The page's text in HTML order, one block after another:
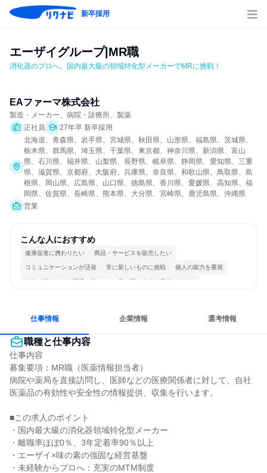
新卒採用
エーザイグループ|MR職
消化器のプロへ。国内最大級の領域特化型メーカーでMRに挑戦！
EAファーマ株式会社
製造・メーカー、病院・診療所、製薬
正社員
27年卒 新卒採用
北海道、青森県、岩手県、宮城県、秋田県、山形県、福島県、茨城県、
栃木県、群馬県、埼玉県、千葉県、東京都、神奈川県、新潟県、富山
県、石川県、福井県、山梨県、長野県、岐阜県、静岡県、愛知県、三重
県、滋賀県、京都府、大阪府、兵庫県、奈良県、和歌山県、鳥取県、島
根県、岡山県、広島県、山口県、徳島県、香川県、愛媛県、高知県、福
岡県、佐賀県、長崎県、熊本県、大分県、宮崎県、鹿児島県、沖縄県
営業
こんな人におすすめ
健康促進に携わりたい 商品・サービスを販売したい
コミュニケーションが活発 常に新しいものに挑戦 個人の能力を重視
女性が働きやすい環境で働ける 長く同じ会社に居続けられる
仕事情報 企業情報 選考情報
職種と仕事内容
仕事内容
募集要項：MR職（医薬情報担当者）
病院や薬局を直接訪問し、医師などの医療関係者に対して、自社
医薬品の有効性や安全性の情報提供、収集を行います。
■この求人のポイント
・国内最大級の消化器領域特化型メーカー
・離職率ほぼ0％、3年定着率90％以上
・エーザイ×味の素の強固な経営基盤
・未経験からプロへ：充実のMTM制度